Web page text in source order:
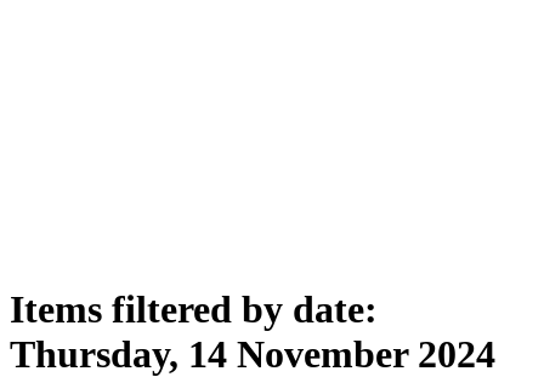
Items filtered by date:
Thursday, 14 November 2024